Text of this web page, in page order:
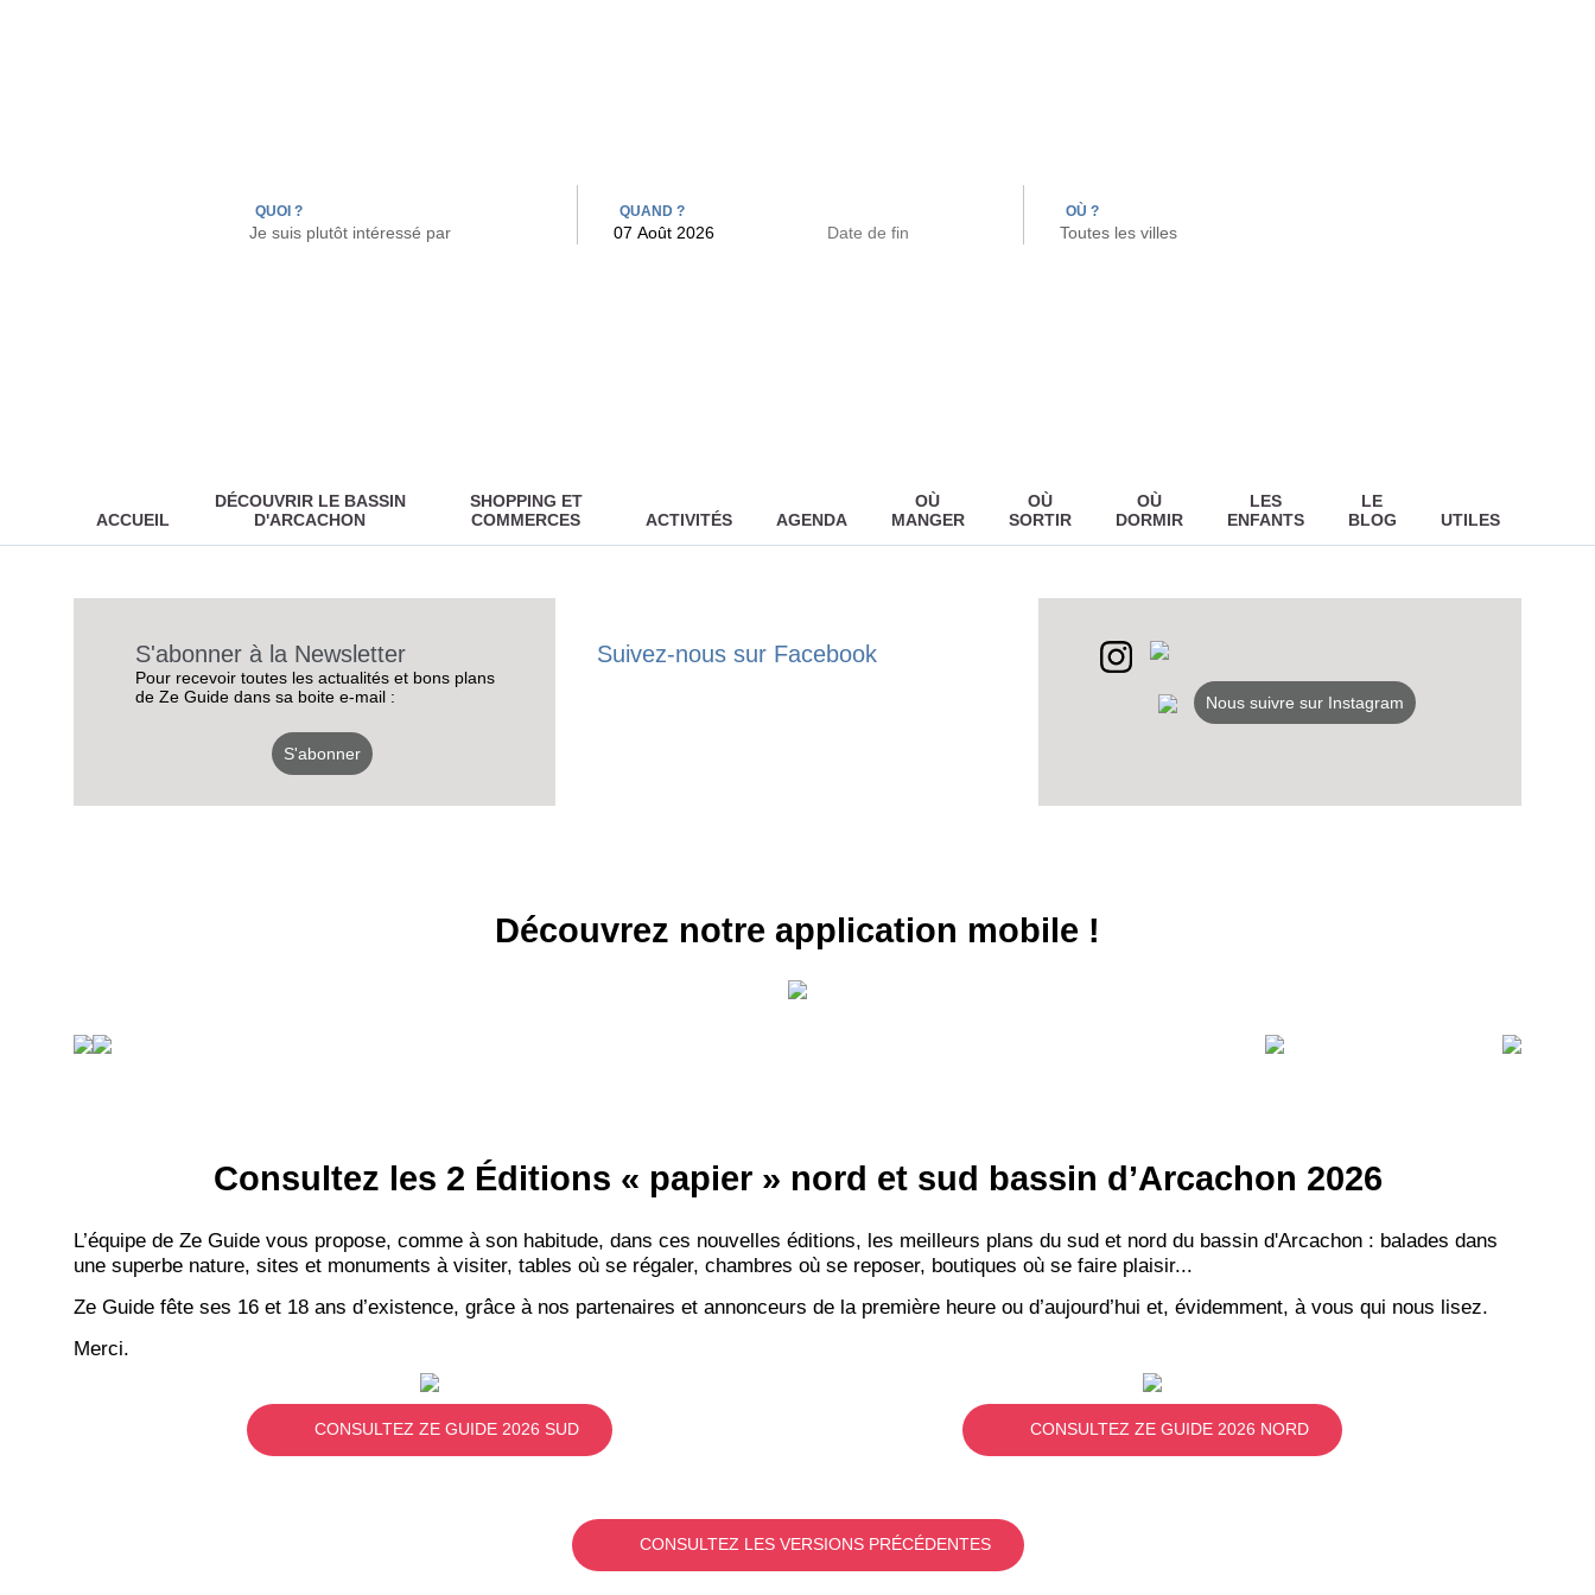
QUOI ? QUAND ? OÙ ?
ACCUEIL
DÉCOUVRIR LE BASSIN
D'ARCACHON
SHOPPING ET
COMMERCES
ACTIVITÉS AGENDA
OÙ
MANGER
OÙ
SORTIR
OÙ
DORMIR
LES
ENFANTS
LE
BLOG
UTILES
S'abonner à la Newsletter
Pour recevoir toutes les actualités et bons plans
de Ze Guide dans sa boite e-mail :
S'abonner
Suivez-nous sur Facebook
Nous suivre sur Instagram
Découvrez notre application mobile !
Consultez les 2 Éditions « papier » nord et sud bassin d’Arcachon 2026
L’équipe de Ze Guide vous propose, comme à son habitude, dans ces nouvelles éditions, les meilleurs plans du sud et nord du bassin d'Arcachon : balades dans
une superbe nature, sites et monuments à visiter, tables où se régaler, chambres où se reposer, boutiques où se faire plaisir...
Ze Guide fête ses 16 et 18 ans d’existence, grâce à nos partenaires et annonceurs de la première heure ou d’aujourd’hui et, évidemment, à vous qui nous lisez.
Merci.
CONSULTEZ ZE GUIDE 2026 SUD CONSULTEZ ZE GUIDE 2026 NORD
CONSULTEZ LES VERSIONS PRÉCÉDENTES